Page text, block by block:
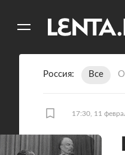
Россия Все
17:30, 11